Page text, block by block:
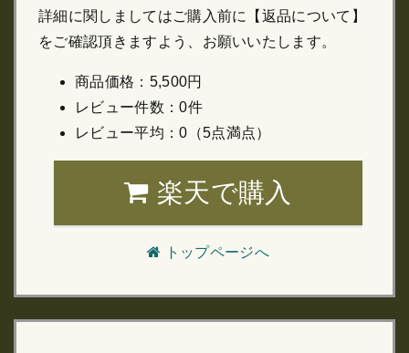
詳細に関しましてはご購入前に【返品について】
をご確認頂きますよう、お願いいたします。
商品価格：5,500円
レビュー件数：0件
レビュー平均：0（5点満点）
楽天で購入
トップページへ